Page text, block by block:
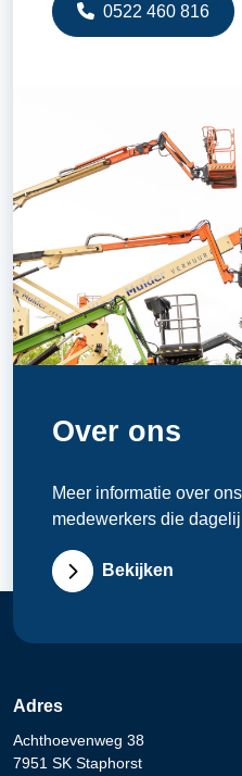
0522 460 816
Over ons
Meer informatie over
medewerkers die
Bekijken
Adres
Achthoevenweg 38
7951 SK Staphorst